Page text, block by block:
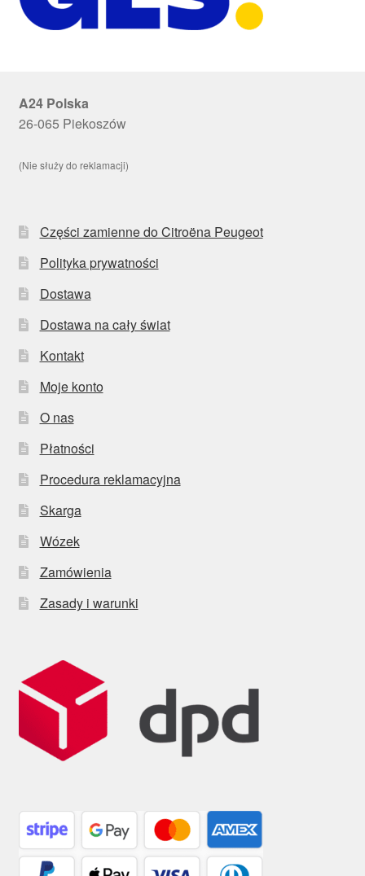
A24 Polska
26-065 Piekoszów
(Nie służy do reklamacji)
Części zamienne do Citroëna Peugeot
Polityka prywatności
Dostawa
Dostawa na cały świat
Kontakt
Moje konto
O nas
Płatności
Procedura reklamacyjna
Skarga
Wózek
Zamówienia
Zasady i warunki